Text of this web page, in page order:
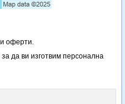
оферти.
да ви изготвим персонална